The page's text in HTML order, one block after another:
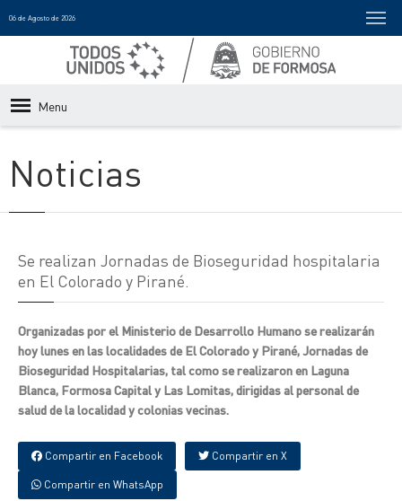
06 de Agosto de 2026
Menu
Noticias
Se realizan Jornadas de Bioseguridad hospitalaria
en El Colorado y Pirané.
Organizadas por el Ministerio de Desarrollo Humano se realizarán
hoy lunes en las localidades de El Colorado y Pirané, Jornadas de
Bioseguridad Hospitalarias, tal como se realizaron en Laguna
Blanca, Formosa Capital y Las Lomitas, dirigidas al personal de
salud de la localidad y colonias vecinas.
Compartir en Facebook Compartir en X
Compartir en WhatsApp